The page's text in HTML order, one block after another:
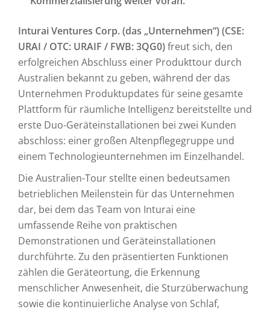
Inturai Ventures Corp. (das „Unternehmen“) (CSE:
URAI / OTC: URAIF / FWB: 3QG0)freut sich, den
erfolgreichen Abschluss einer Produkttour durch
Australien bekannt zu geben, während der das
Unternehmen Produktupdates für seine gesamte
Plattform für räumliche Intelligenz bereitstellte und
erste Duo-Geräteinstallationen bei zwei Kunden
abschloss: einer großen Altenpflegegruppe und
einem Technologieunternehmen im Einzelhandel.
Die Australien-Tour stellte einen bedeutsamen
betrieblichen Meilenstein für das Unternehmen
dar, bei dem das Team von Inturai eine
umfassende Reihe von praktischen
Demonstrationen und Geräteinstallationen
durchführte. Zu den präsentierten Funktionen
zählen die Geräteortung, die Erkennung
menschlicher Anwesenheit, die Sturzüberwachung
sowie die kontinuierliche Analyse von Schlaf,